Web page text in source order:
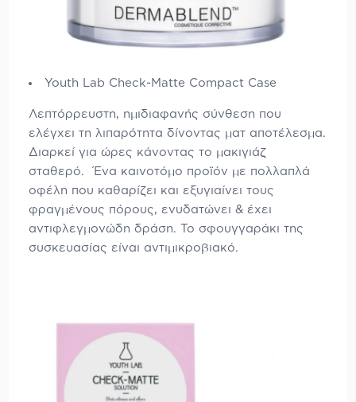
Youth Lab Check-Matte Compact Case
Λεπτόρρευστη, ημιδιαφανής σύνθεση που
ελέγχει τη λιπαρότητα δίνοντας ματ αποτέλεσμα.
Διαρκεί για ώρες κάνοντας το μακιγιάζ
σταθερό. Ένα καινοτόμο προϊόν με πολλαπλά
οφέλη που καθαρίζει και εξυγιαίνει τους
φραγμένους πόρους, ενυδατώνει & έχει
αντιφλεγμονώδη δράση. Το σφουγγαράκι της
συσκευασίας είναι αντιμικροβιακό.